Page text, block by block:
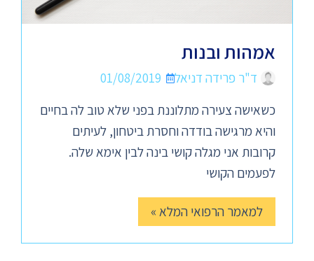
אמהות ובנות
ד"ר פרידה דניאל
01/08/2019
כשאישה צעירה מתלוננת בפני שלא טוב לה בחיים
והיא מרגישה בודדה וחסרת ביטחון, לעיתים
קרובות אני מגלה קושי בינה לבין אימא שלה.
לפעמים הקושי
למאמר הרפואי המלא »